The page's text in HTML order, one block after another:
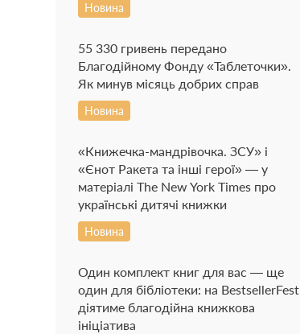
Новина
55 330 гривень передано
Благодійному Фонду «Таблеточки».
Як минув місяць добрих справ
Новина
«Книжечка-мандрівочка. ЗСУ» і
«Єнот Ракета та інші герої» — у
матеріалі The New York Times про
українські дитячі книжки
Новина
Один комплект книг для вас — ще
один для бібліотеки: на BestsellerFest
діятиме благодійна книжкова
ініціатива